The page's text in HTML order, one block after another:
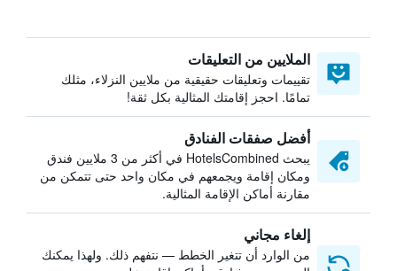
الملايين من التعليقات
تقييمات وتعليقات حقيقية من ملايين النزلاء، مثلك
تمامًا. احجز إقامتك المثالية بكل ثقة!
أفضل صفقات الفنادق
يبحث HotelsCombined في أكثر من 3 ملايين فندق
ومكان إقامة ويجمعهم في مكان واحد حتى تتمكن من
مقارنة أماكن الإقامة المثالية.
إلغاء مجاني
من الوارد أن تتغير الخطط — نتفهم ذلك. ولهذا يمكنك